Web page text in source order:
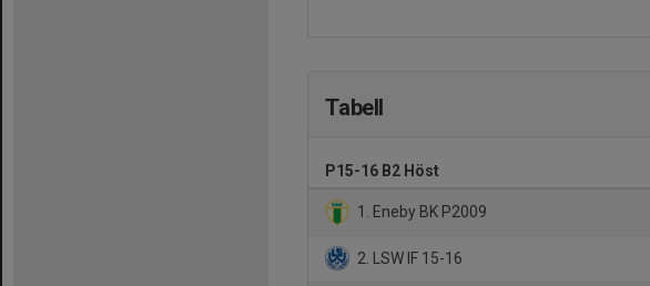
Tabell
P15-16 B2 Höst
1. Eneby BK P2009
2. LSW IF 15-16